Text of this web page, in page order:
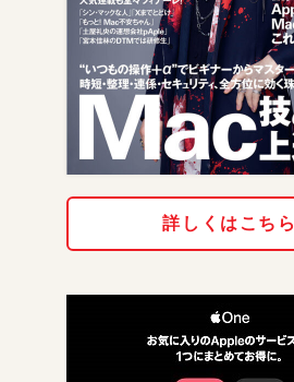
詳しくはこちら